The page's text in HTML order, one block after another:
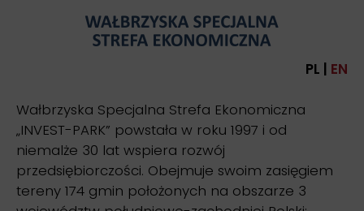
PL | EN
Wałbrzyska Specjalna Strefa Ekonomiczna
„INVEST-PARK” powstała w roku 1997 i od
niemalże 30 lat wspiera rozwój
przedsiębiorczości. Obejmuje swoim zasięgiem
tereny 174 gmin położonych na obszarze 3